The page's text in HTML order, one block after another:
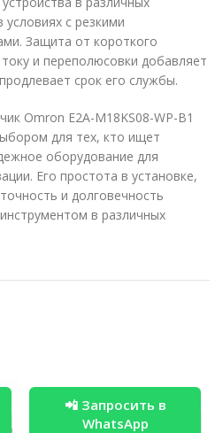
условиях с резкими
Защита от короткого
и переполюсовки добавляет
срок его службы.
Omron E2A-M18KS08-WP-B1
для тех, кто ищет
оборудование для
Его простота в установке,
и долговечность
в различных
📲 Запросить в
WhatsApp